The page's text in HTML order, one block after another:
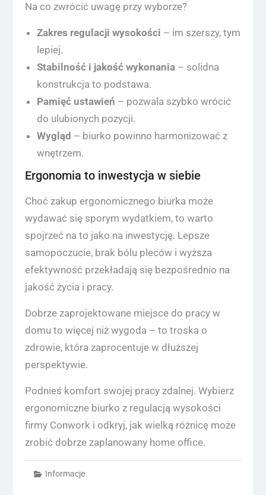
Na co zwrócić uwagę przy wyborze?
Zakres regulacji wysokości – im szerszy, tym
lepiej.
Stabilność i jakość wykonania– solidna
konstrukcja to podstawa.
Pamięć ustawień – pozwala szybko wrócić
do ulubionych pozycji.
Wygląd – biurko powinno harmonizować z
wnętrzem.
Ergonomia to inwestycja w siebie
Choć zakup ergonomicznego biurka może
wydawać się sporym wydatkiem, to warto
spojrzeć na to jako na inwestycję. Lepsze
samopoczucie, brak bólu pleców i wyższa
efektywność przekładają się bezpośrednio na
jakość życia i pracy.
Dobrze zaprojektowane miejsce do pracy w
domu to więcej niż wygoda – to troska o
zdrowie, która zaprocentuje w dłuższej
perspektywie.
Podnieś komfort swojej pracy zdalnej. Wybierz
ergonomiczne biurko z regulacją wysokości
firmy Conwork i odkryj, jak wielką różnicę może
zrobić dobrze zaplanowany home office.
Informacje